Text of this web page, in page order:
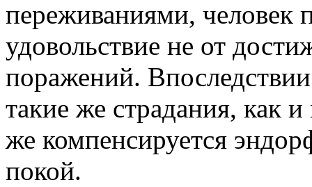
переживаниями, человек
удовольствие не от
поражений.
такие же страдания, как
же компенсируется
покой.